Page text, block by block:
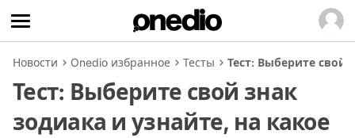
Новости Onedio избранное Тесты Тест: Выберите свой
Тест: Выберите свой знак
зодиака и узнайте, на какое